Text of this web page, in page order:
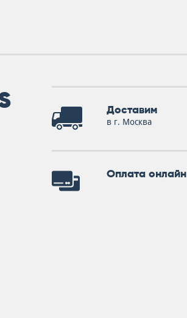
Доставим
в г. Москва
Оплата онлайн